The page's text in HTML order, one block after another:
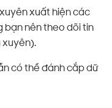
xuất hiện các
bạn nên theo dõi tin
xuyên).
có thể đánh cắp dữ